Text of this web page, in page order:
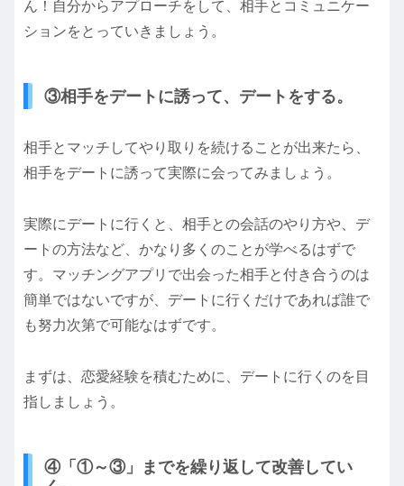
ん！自分からアプローチをして、相手とコミュニケー
ションをとっていきましょう。
③相手をデートに誘って、デートをする。
相手とマッチしてやり取りを続けることが出来たら、
相手をデートに誘って実際に会ってみましょう。
実際にデートに行くと、相手との会話のやり方や、デ
ートの方法など、かなり多くのことが学べるはずで
す。マッチングアプリで出会った相手と付き合うのは
簡単ではないですが、デートに行くだけであれば誰で
も努力次第で可能なはずです。
まずは、恋愛経験を積むために、デートに行くのを目
指しましょう。
④「①～③」までを繰り返して改善してい